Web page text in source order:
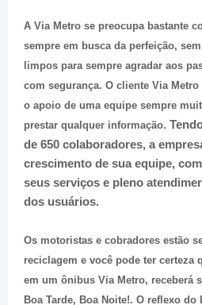
A Via Metro se preocupa bastante
sempre em busca da perfeição,
limpos para sempre agradar aos
com segurança. O cliente Via
o apoio de uma equipe sempre
prestar qualquer informação.
de 650 colaboradores, a
crescimento de sua equipe,
seus serviços e pleno
dos usuários.
Os motoristas e cobradores estão
reciclagem e você pode ter certeza
em um ônibus Via Metro, receberá
Boa Tarde, Boa Noite!. O reflexo do